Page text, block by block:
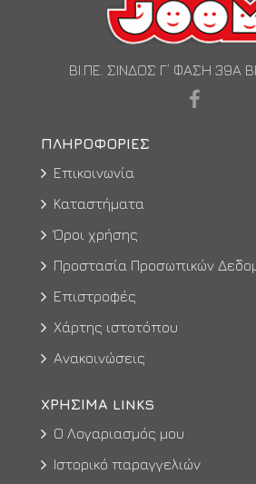
ΒΙ.ΠΕ. ΣΙΝΔΟΣ Γ’ ΦΑΣΗ 39Α
ΠΛΗΡΟΦΟΡΊΕΣ
Επικοινωνία
Καταστήματα
Όροι χρήσης
Προστασία Προσωπικών
Επιστροφές
Χάρτης ιστοτόπου
Ανακοινώσεις
ΧΡΉΣΙΜΑ LINKS
Ο Λογαριασμός μου
Ιστορικό παραγγελιών